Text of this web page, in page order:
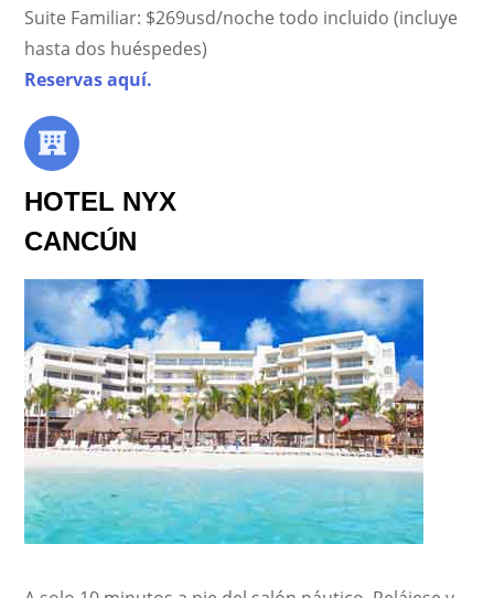
Suite Familiar: $269usd/noche todo incluido (incluye
hasta dos huéspedes)
Reservas aquí.
HOTEL NYX
CANCÚN